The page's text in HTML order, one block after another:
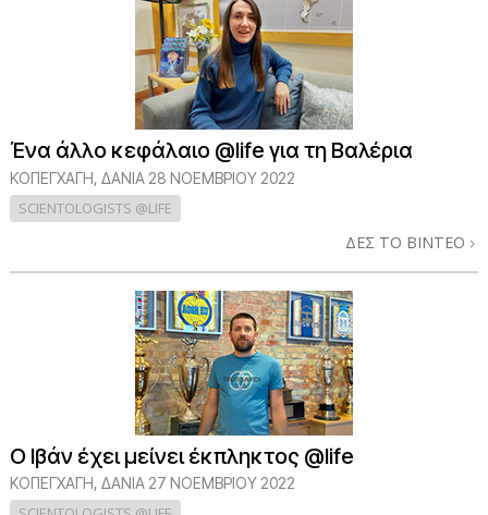
Ένα άλλο κεφάλαιο @life για τη Βαλέρια
ΚΟΠΕΓΧΆΓΗ, ΔΑΝΊΑ 28 ΝΟΕΜΒΡΙΟΥ 2022
SCIENTOLOGISTS @LIFE
ΔΕΣ ΤΟ ΒΙΝΤΕΟ
Ο Ιβάν έχει μείνει έκπληκτος @life
ΚΟΠΕΓΧΆΓΗ, ΔΑΝΊΑ 27 ΝΟΕΜΒΡΙΟΥ 2022